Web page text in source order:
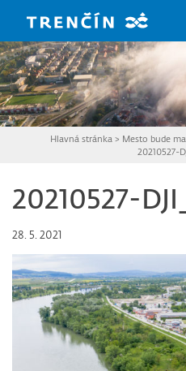
Hlavná stránka > Mesto bude
20210527-
20210527-
28. 5. 2021